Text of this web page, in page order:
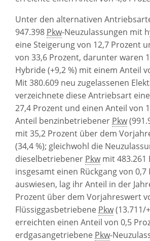
Unter den alternativen
947.398 Pkw-Neuzulassungen mit
eine Steigerung von 12,7 Prozent
von 33,6 Prozent, darunter waren
Hybride (+9,2 %) mit einem Anteil
Mit 380.609 neu zugelassenen
verzeichnete diese Antriebsart
27,4 Prozent und einen Anteil von
Anteil benzinbetriebener Pkw
mit 35,2 Prozent über dem
(34,4 %); gleichwohl die
dieselbetriebener Pkwmit 483.261
insgesamt einen Rückgang von 0,7
auswiesen, lag ihr Anteil in der
Prozent über dem Vorjahreswert
Flüssiggasbetriebene Pkw(13.711/
erreichten einen Anteil von 0,5
erdgasangetriebene Pkw-